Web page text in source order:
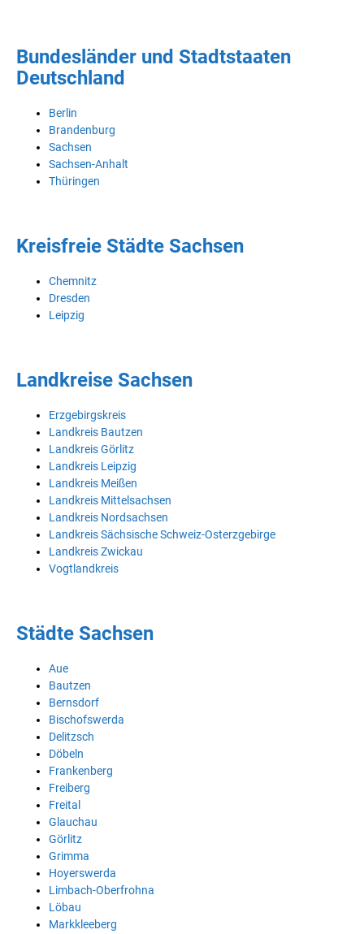
Bundesländer und Stadtstaaten
Deutschland
Berlin
Brandenburg
Sachsen
Sachsen-Anhalt
Thüringen
Kreisfreie Städte Sachsen
Chemnitz
Dresden
Leipzig
Landkreise Sachsen
Erzgebirgskreis
Landkreis Bautzen
Landkreis Görlitz
Landkreis Leipzig
Landkreis Meißen
Landkreis Mittelsachsen
Landkreis Nordsachsen
Landkreis Sächsische Schweiz-Osterzgebirge
Landkreis Zwickau
Vogtlandkreis
Städte Sachsen
Aue
Bautzen
Bernsdorf
Bischofswerda
Delitzsch
Döbeln
Frankenberg
Freiberg
Freital
Glauchau
Görlitz
Grimma
Hoyerswerda
Limbach-Oberfrohna
Löbau
Markkleeberg